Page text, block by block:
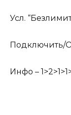
Усл.
Подключить/
Инфо –